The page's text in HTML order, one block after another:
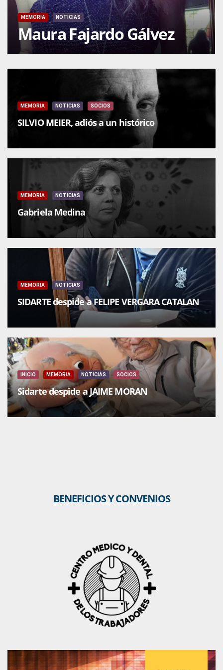
MEMORIA NOTICIAS
Maura Fajardo Gálvez
MEMORIA NOTICIAS SOCIOS
SILVIO MEIER, adiós a un histórico
MEMORIA NOTICIAS
Gabriela Medina
MEMORIA NOTICIAS
SIDARTE despide a FELIPE VERGARA CATALAN
INICIO MEMORIA NOTICIAS SOCIOS
Sidarte despide a JAIME MORAN
BENEFICIOS Y CONVENIOS